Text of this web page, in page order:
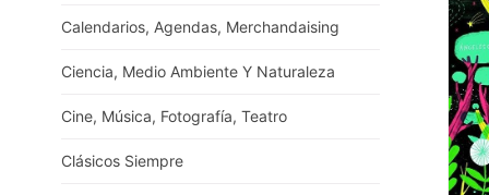
Calendarios, Agendas, Merchandaising
Ciencia, Medio Ambiente Y Naturaleza
Cine, Música, Fotografía, Teatro
Clásicos Siempre